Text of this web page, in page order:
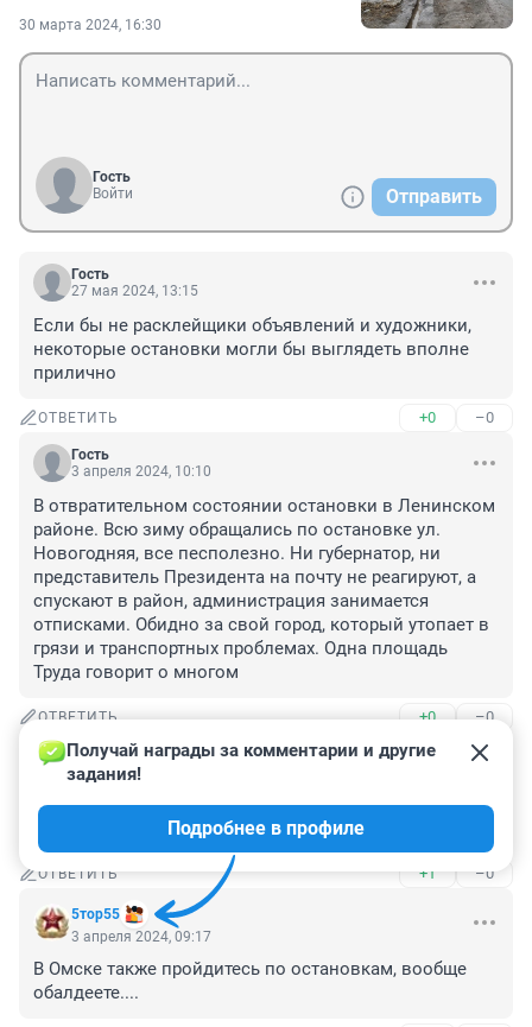
30 марта 2024, 16:30
Гость
Войти
Отправить
Гость
27 мая 2024, 13:15
Если бы не расклейщики объявлений и художники,
некоторые остановки могли бы выглядеть вполне
прилично
ОТВЕТИТЬ +0 –0
Гость
3 апреля 2024, 10:10
В отвратительном состоянии остановки в Ленинском
районе. Всю зиму обращались по остановке ул.
Новогодняя, все песполезно. Ни губернатор, ни
представитель Президента на почту не реагируют, а
спускают в район, администрация занимается
отписками. Обидно за свой город, который утопает в
грязи и транспортных проблемах. Одна площадь
Труда говорит о многом
ОТВЕТИТЬ +0 –0
Гость
3 апреля 2024, 09:43
Бедный нищий город, теперь мы и правда страна
ОТВЕТИТЬ +1 –0
5тор55
Получай награды за комментарии и другие
задания!
Подробнее в профиле
3 апреля 2024, 09:17
В Омске также пройдитесь по остановкам, вообще
обалдеете....